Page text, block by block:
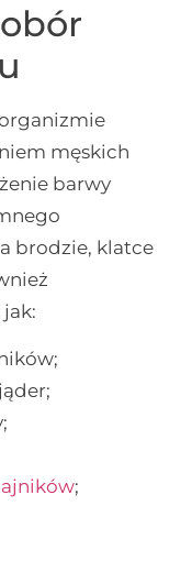
męskich
barwy
brodzie, klatce
;